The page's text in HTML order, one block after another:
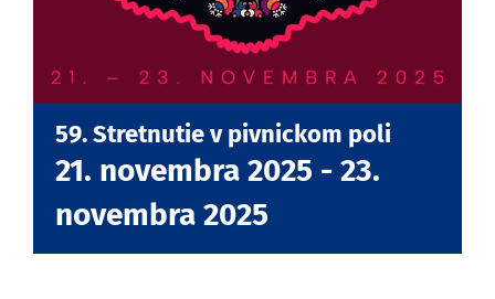
59. Stretnutie v pivnickom poli
21. novembra 2025 - 23.
novembra 2025